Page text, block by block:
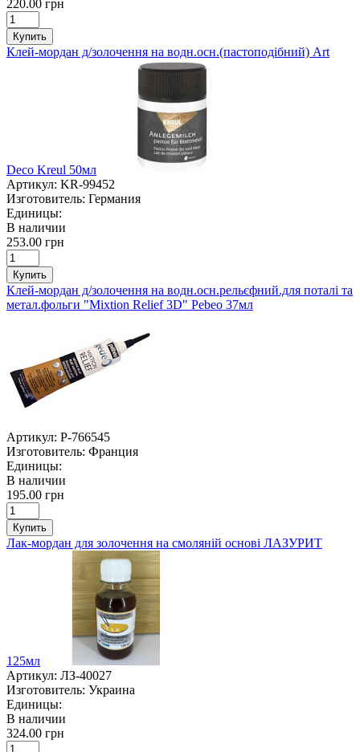
220.00 грн
Купить
Клей-мордан д/золочення на водн.осн.(пастоподібний) Art
Deco Kreul 50мл
Артикул: KR-99452
Изготовитель: Германия
Единицы:
В наличии
253.00 грн
Купить
Клей-мордан д/золочення на водн.осн.рельєфний.для поталі та
метал.фольги "Mixtion Relief 3D" Pebeo 37мл
Артикул: P-766545
Изготовитель: Франция
Единицы:
В наличии
195.00 грн
Купить
Лак-мордан для золочення на смоляній основі ЛАЗУРИТ
125мл
Артикул: ЛЗ-40027
Изготовитель: Украина
Единицы:
В наличии
324.00 грн